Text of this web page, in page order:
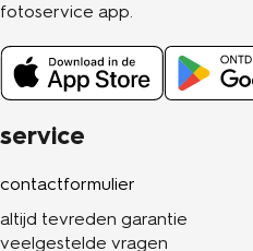
service
contactformulier
altijd tevreden garantie
veelgestelde vragen
fotoservice app.